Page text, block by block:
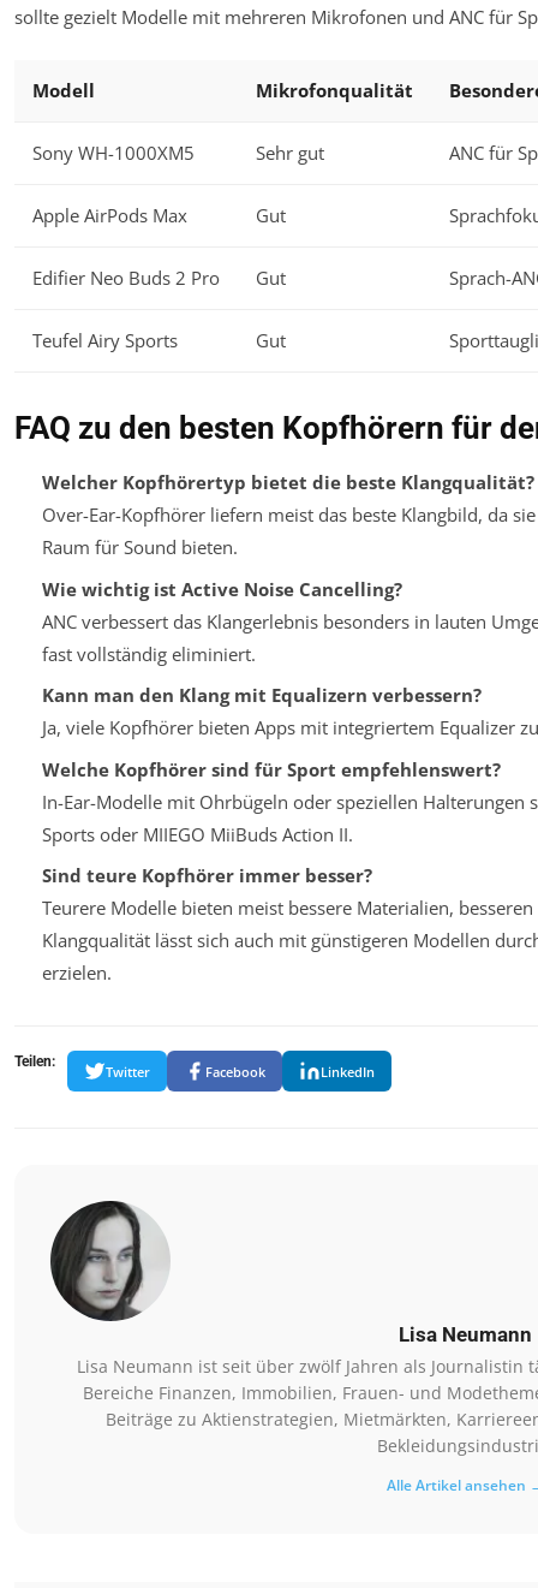
sollte gezielt Modelle mit mehreren Mikrofonen und ANC für
Modell Mikrofonqualität
Sony WH-1000XM5 Sehr gut ANC für
Apple AirPods Max Gut
Edifier Neo Buds 2 Pro Gut Sprach-
Teufel Airy Sports Gut
FAQ zu den besten Kopfhörern für
Welcher Kopfhörertyp bietet die beste Klangqualität?
Over-Ear-Kopfhörer liefern meist das beste Klangbild, da
Raum für Sound bieten.
Wie wichtig ist Active Noise Cancelling?
ANC verbessert das Klang­erlebnis besonders in lauten
fast vollständig eliminiert.
Kann man den Klang mit Equalizern verbessern?
Ja, viele Kopfhörer bieten Apps mit integriertem Equalizer
Welche Kopfhörer sind für Sport empfehlenswert?
In-Ear-Modelle mit Ohrbügeln oder speziellen Halterungen
Sports oder MIIEGO MiiBuds Action II.
Sind teure Kopfhörer immer besser?
Teurere Modelle bieten meist bessere Materialien,
Klangqualität lässt sich auch mit günstigeren Modellen
erzielen.
Teilen:
Twitter Facebook LinkedIn
Lisa Neumann
Lisa Neumann ist seit über zwölf Jahren als
Bereiche Finanzen, Immobilien, Frauen- und
Beiträge zu Aktienstrategien, Mietmärkten,
Alle Artikel ansehen